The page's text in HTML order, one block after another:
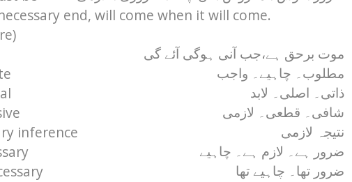
end, will come when it will come.
موت برحق ہے،‌جب آنی ہوگی آئے گی
مطلوب۔ چاہیے۔ واجب
ذاتی۔ اصلی۔ لابد
شافی۔ قطعی۔ لازمی
inference نتیجہ لازمی
ضرور ہے۔ لازم ہے۔ چاہیے
ضرور تھا۔ چاہیے تھا